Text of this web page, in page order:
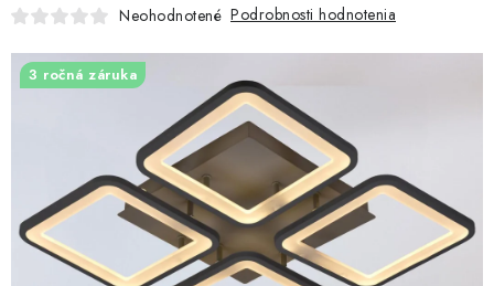
SAMSUNG SVIETIDLÁ
SOLÁRNE SYSTÉMY
Neohodnotené Podrobnosti hodnotenia
3 ročná záruka